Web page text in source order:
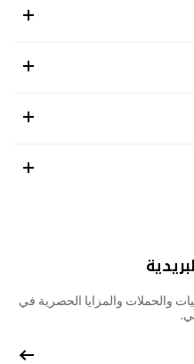
والحملات والمزايا الحصرية في